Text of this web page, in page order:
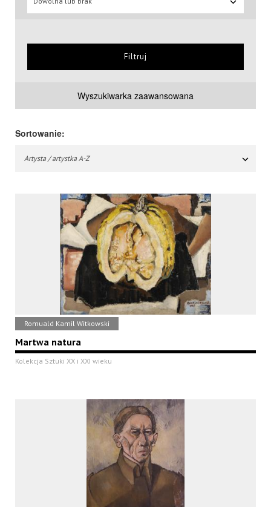
Filtruj
Wyszukiwarka zaawansowana
Sortowanie:
Artysta / artystka A-Z
Romuald Kamil Witkowski
Martwa natura
Kolekcja Sztuki XX i XXI wieku